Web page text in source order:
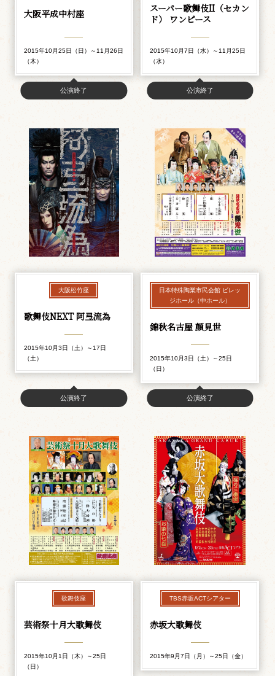
大阪平成中村座
2015年10月25日（日）～11月26日
（木）
公演終了
スーパー歌舞伎II（セカン
ド） ワンピース
2015年10月7日（水）～11月25日
（水）
公演終了
大阪松竹座
歌舞伎NEXT 阿弖流為
2015年10月3日（土）～17日
（土）
公演終了
日本特殊陶業市民会館 ビレッ
ジホール（中ホール）
錦秋名古屋 顔見世
2015年10月3日（土）～25日
（日）
公演終了
歌舞伎座
芸術祭十月大歌舞伎
2015年10月1日（木）～25日
（日）
TBS赤坂ACTシアター
赤坂大歌舞伎
2015年9月7日（月）～25日（金）